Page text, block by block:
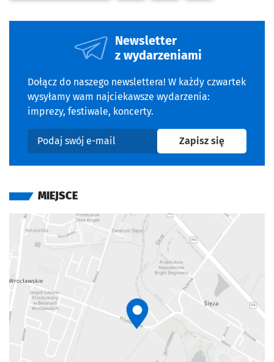
Newsletter
z wydarzeniami
Dołącz do naszego newslettera! W każdy czwartek
wysyłamy wam najciekawsze wydarzenia:
imprezy, festiwale, koncerty.
Podaj swój e-mail
Zapisz sięna
MIEJSCE